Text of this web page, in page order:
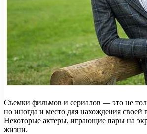
Съемки фильмов и сериалов — это не
но иногда и место для нахождения своей
Некоторые актеры, играющие пары на
жизни.